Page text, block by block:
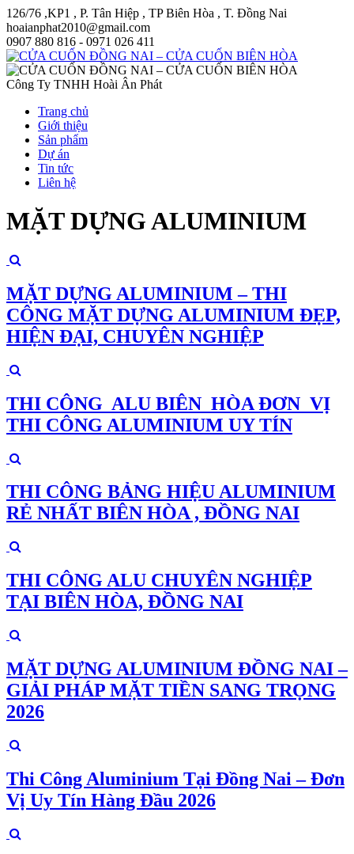
126/76 ,KP1 , P. Tân Hiệp , TP Biên Hòa , T. Đồng Nai
hoaianphat2010@gmail.com
0907 880 816 - 0971 026 411
Công Ty TNHH Hoài Ân Phát
Trang chủ
Giới thiệu
Sản phẩm
Dự án
Tin tức
Liên hệ
MẶT DỰNG ALUMINIUM
MẶT DỰNG ALUMINIUM – THI
CÔNG MẶT DỰNG ALUMINIUM ĐẸP,
HIỆN ĐẠI, CHUYÊN NGHIỆP
THI CÔNG ALU BIÊN HÒA ĐƠN VỊ
THI CÔNG ALUMINIUM UY TÍN
THI CÔNG BẢNG HIỆU ALUMINIUM
RẺ NHẤT BIÊN HÒA , ĐỒNG NAI
THI CÔNG ALU CHUYÊN NGHIỆP
TẠI BIÊN HÒA, ĐỒNG NAI
MẶT DỰNG ALUMINIUM ĐỒNG NAI –
GIẢI PHÁP MẶT TIỀN SANG TRỌNG
2026
Thi Công Aluminium Tại Đồng Nai – Đơn
Vị Uy Tín Hàng Đầu 2026